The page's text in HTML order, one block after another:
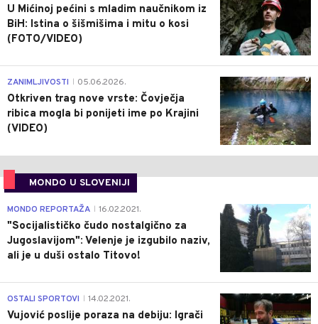
U Mićinoj pećini s mladim naučnikom iz
BiH: Istina o šišmišima i mitu o kosi
(FOTO/VIDEO)
0
ZANIMLJIVOSTI 05.06.2026.
Otkriven trag nove vrste: Čovječja
ribica mogla bi ponijeti ime po Krajini
(VIDEO)
MONDO U SLOVENIJI
4
MONDO REPORTAŽA 16.02.2021.
"Socijalističko čudo nostalgično za
Jugoslavijom": Velenje je izgubilo naziv,
ali je u duši ostalo Titovo!
1
OSTALI SPORTOVI 14.02.2021.
Vujović poslije poraza na debiju: Igrači